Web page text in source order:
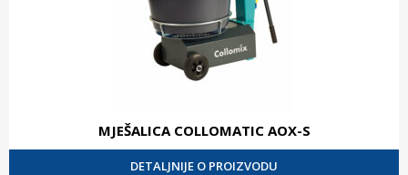
MJEŠALICA COLLOMATIC AOX-S
DETALJNIJE O PROIZVODU